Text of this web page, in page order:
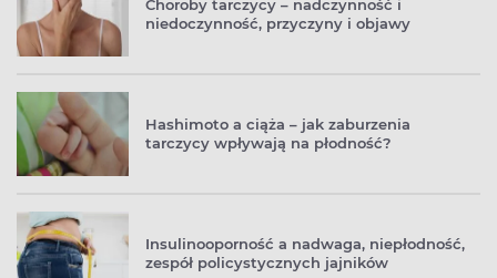
Choroby tarczycy – nadczynność i
niedoczynność, przyczyny i objawy
Hashimoto a ciąża – jak zaburzenia
tarczycy wpływają na płodność?
Insulinooporność a nadwaga, niepłodność,
zespół policystycznych jajników